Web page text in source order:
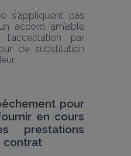
s'appliquent pas
accord amiable
par
de substitution
pour
en cours
prestations
contrat